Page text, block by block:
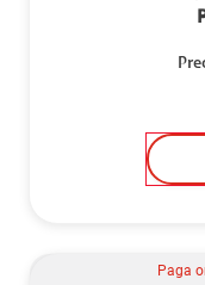
Paga